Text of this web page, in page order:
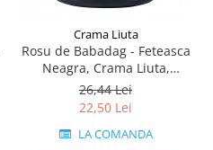
Crama Liuta
Rosu de Babadag - Feteasca
Neagra, Crama Liuta,
Babadag
26,44 Lei
22,50 Lei
LA COMANDA